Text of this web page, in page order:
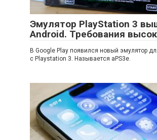
Эмулятор PlayStation 3
Android. Требования
В Google Play появился новый эмулятор
с Playstation 3. Называется aPS3e.